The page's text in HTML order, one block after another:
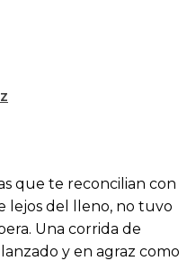
que te reconcilian con
lejos del lleno, no tuvo
Una corrida de
y en agraz como